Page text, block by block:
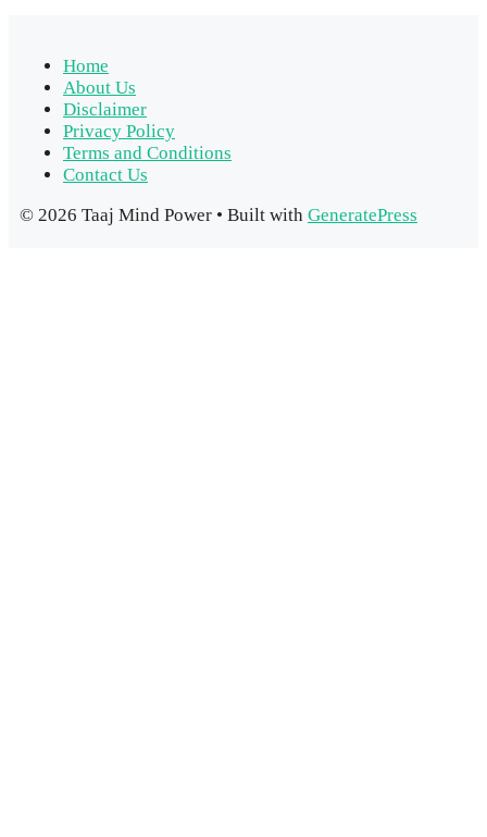
Home
About Us
Disclaimer
Privacy Policy
Terms and Conditions
Contact Us
© 2026 Taaj Mind Power • Built with GeneratePress